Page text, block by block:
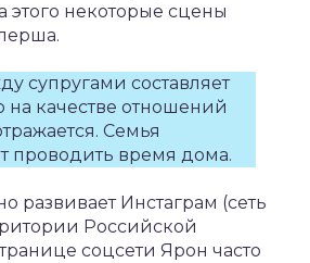
этого некоторые сцены
супругами составляет
на качестве отношений
Семья
проводить время дома.
развивает Инстаграм (сеть
Российской
соцсети Ярон часто